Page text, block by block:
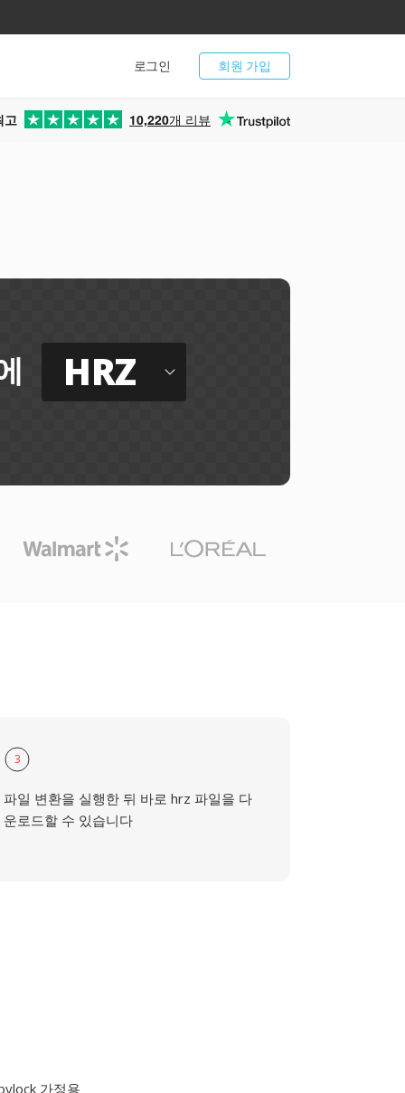
회원 가입
로그인
고 10,220개 리뷰
HRZ
3
파일 변환을 실행한 뒤 바로 hrz 파일을 다
운로드할 수 있습니다
가정용